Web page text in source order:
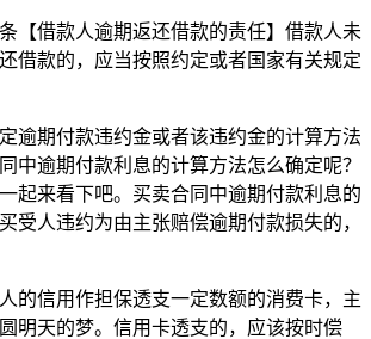
借款人逾期返还借款的责任】借款人未
借款的，应当按照约定或者国家有关规定
逾期付款违约金或者该违约金的计算方法
中逾期付款利息的计算方法怎么确定呢？
起来看下吧。买卖合同中逾期付款利息的
受人违约为由主张赔偿逾期付款损失的，
的信用作担保透支一定数额的消费卡，主
明天的梦。信用卡透支的，应该按时偿